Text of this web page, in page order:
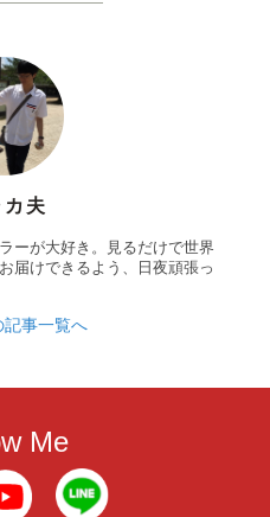
カ夫
ーが大好き。見るだけで世界
届けできるよう、日夜頑張っ
記事一覧へ
Me